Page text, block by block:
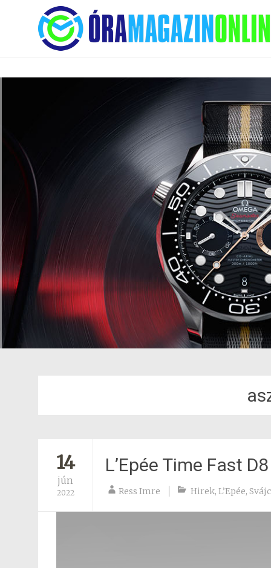
14
jún
2022
L’Epée Time Fast D8
Ress Imre Hirek, L’Epée,